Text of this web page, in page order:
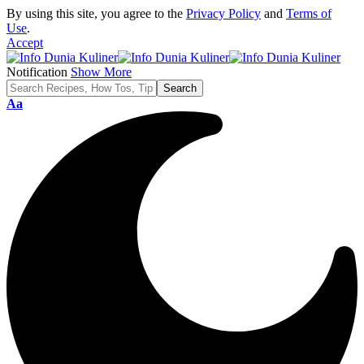
By using this site, you agree to the Privacy Policy and Terms of
Use.
Accept
Notification Show More
Font
Aa